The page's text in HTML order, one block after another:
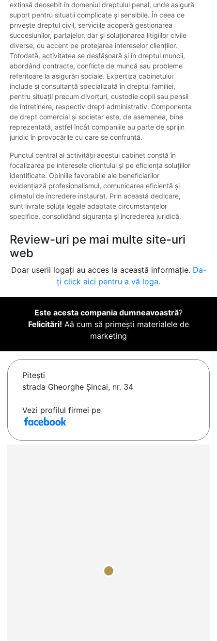
extinsă deosebit în domeniul dreptului penal, unde asigură
suport pentru situații complicate și sensibile. În ceea ce
privește dreptul civil, serviciile acoperă gestionarea
succesiunilor, partajelor, dar și soluționarea litigiilor civile
diverse, cu accent pe protejarea intereselor clienților.
Totodată, activitatea se desfășoară și în dreptul muncii,
abordând contracte, conflicte de muncă sau probleme
referitoare la asigurări sociale. Expertiza cabinetului
include și consultanță specializată în dreptul familiei,
pentru situații precum divorțuri, custodie copii sau pensii
de întreținere, respectiv drept administrativ. Componenta
de drept comercial și societar este, de asemenea, bine
reprezentată, astfel încât companiile au parte de sprijin
juridic în provocările cu care se confruntă.
Punctul central al activității acestui cabinet constă în
focalizarea pe interesele clientului și pe eficiența soluțiilor
identificate. Opiniile favorabile ale beneficiarilor
evidențiază profesionalismul, comunicarea eficientă și
climatul de încredere instaurat. Prin această dedicare,
sunt livrate soluții legale adaptate circumstanțelor
specifice, consolidând siguranța și încrederea juridică.
Review-uri pe mai multe site-uri
web
Doar userii logați au acces la această informație. Da-
ți click aici pentru a vă loga.
Este acesta compania dumneavoastră?
Felicitări! Aă cum să primești materialele de
marketing
Piteşti
strada Gheorghe Șincai, nr. 34
Vezi profilul firmei pe